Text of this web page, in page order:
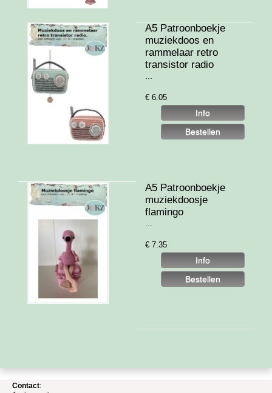
A5 Patroonboekje
muziekdoos en
rammelaar retro
transistor radio
€ 6.05
A5 Patroonboekje
muziekdoosje
flamingo
€ 7.35
Contact: